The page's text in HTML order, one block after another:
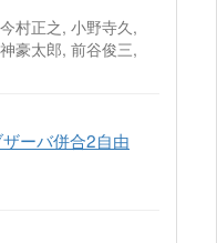
村正之, 小野寺久,
豪太郎, 前谷俊三,
ーバ併合2自由